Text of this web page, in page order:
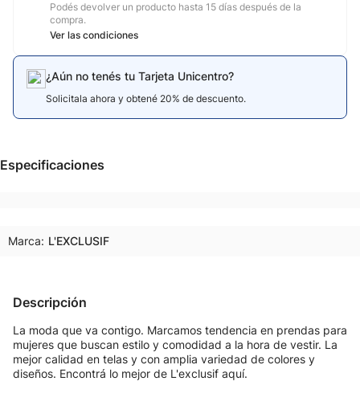
Podés devolver un producto hasta 15 días después de la
compra.
Ver las condiciones
¿Aún no tenés tu Tarjeta Unicentro?
Solicitala ahora y obtené 20% de descuento.
Especificaciones
Marca: L'EXCLUSIF
Descripción
La moda que va contigo. Marcamos tendencia en prendas para
mujeres que buscan estilo y comodidad a la hora de vestir. La
mejor calidad en telas y con amplia variedad de colores y
diseños. Encontrá lo mejor de L'exclusif aquí.